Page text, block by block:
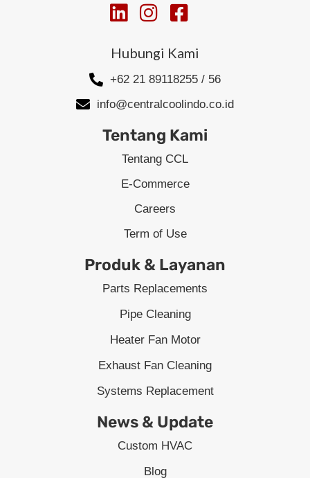
Hubungi Kami
+62 21 89118255 / 56
info@centralcoolindo.co.id
Tentang Kami
Tentang CCL
E-Commerce
Careers
Term of Use
Produk & Layanan
Parts Replacements
Pipe Cleaning
Heater Fan Motor
Exhaust Fan Cleaning
Systems Replacement
News & Update
Custom HVAC
Blog